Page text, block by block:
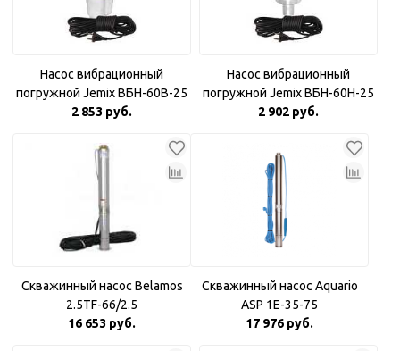
Насос вибрационный
погружной Jemix ВБН-60В-25
Верхний забор воды
2 853 руб.
Насос вибрационный
погружной Jemix ВБН-60Н-25
Нижний забор воды
2 902 руб.
Скважинный насос Belamos
2.5TF-66/2.5
16 653 руб.
Скважинный насос Aquario
ASP 1E-35-75
17 976 руб.